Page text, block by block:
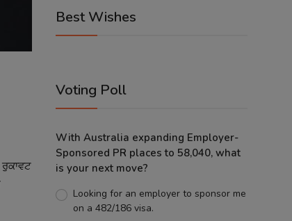
Best Wishes
Voting Poll
With Australia expanding Employer-
Sponsored PR places to 58,040, what
is your next move?
Looking for an employer to sponsor me
on a 482/186 visa.